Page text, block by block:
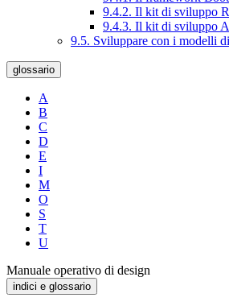
9.4.2. Il kit di sviluppo
9.4.3. Il kit di sviluppo
9.5. Sviluppare con i modelli
glossario
A
B
C
D
E
I
M
O
S
T
U
Manuale operativo di design
indici e glossario